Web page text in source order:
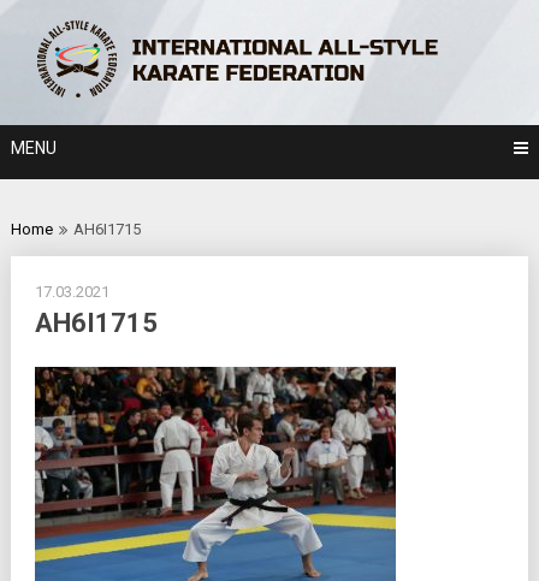
content
MENU
Home AH6I1715
17.03.2021
AH6I1715